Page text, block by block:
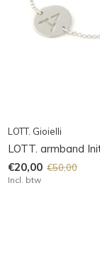
LOTT. Gioielli
LOTT. armband
€20,00 €50,00
Incl. btw